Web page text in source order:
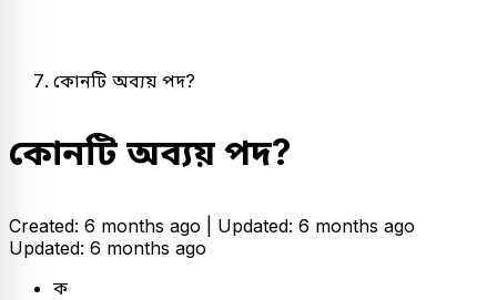
কোনটি অব্যয় পদ?
কোনটি অব্যয় পদ?
Created: 6 months ago | Updated: 6 months ago
Updated: 6 months ago
ক